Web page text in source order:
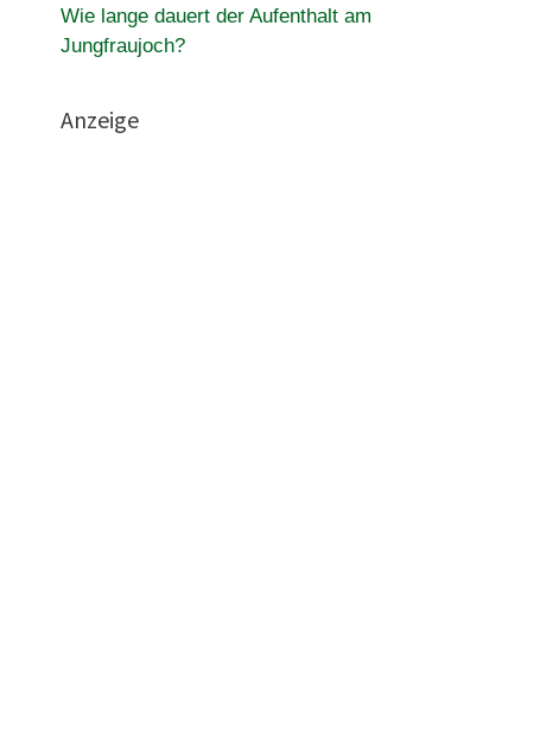
Wie lange dauert der Aufenthalt am
Jungfraujoch?
Anzeige